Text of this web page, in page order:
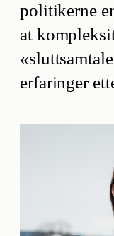
politikerne
at
erfaringer